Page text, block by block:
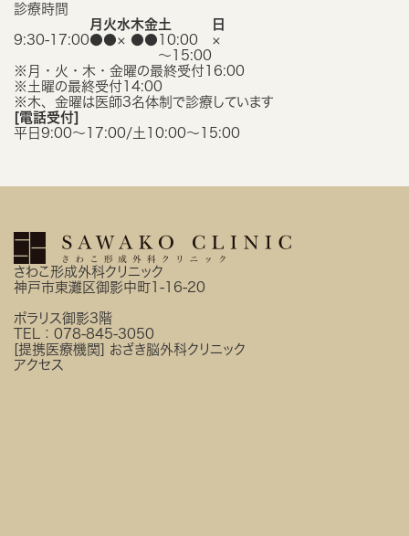
診療時間
月 火水木金土
日
9:30-17:00●●× ●● 10:00
〜15:00
×
※月・火・木・金曜の最終受付16:00
※土曜の最終受付14:00
※木、金曜は医師3名体制で診療しています
[電話受付]
平日9:00〜17:00/土10:00〜15:00
さわこ形成外科クリニック
神戸市東灘区御影中町1-16-20
ポラリス御影3階
TEL： 078-845-3050
[提携医療機関] おざき脳外科クリニック
アクセス